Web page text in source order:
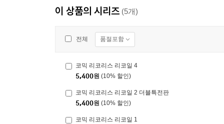
이 상품의 시리즈 (5개)
전체 품절포함
코믹 리코리스 리코일 4
5,400원 (10% 할인)
코믹 리코리스 리코일 2 더블특전판
5,400원 (10% 할인)
코믹 리코리스 리코일 1